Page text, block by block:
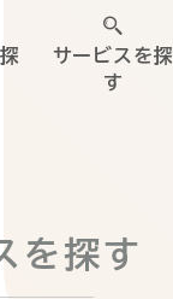
サービスを探
す
を探す